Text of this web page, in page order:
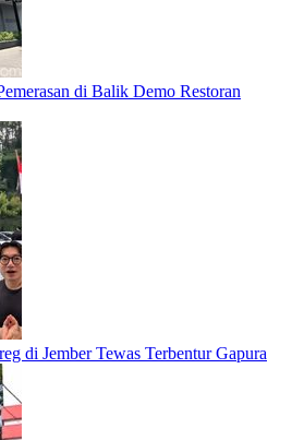
di Balik Demo Restoran
di Jember Tewas Terbentur Gapura